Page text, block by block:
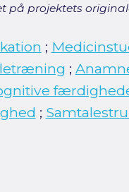
på projektets
;
;
;